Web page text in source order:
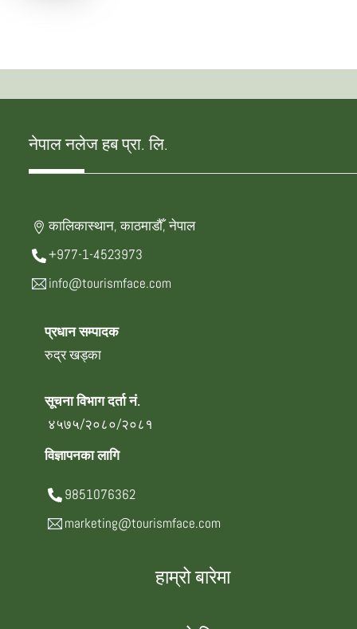
नेपाल नलेज हब प्रा. लि.
कालिकास्थान, काठमाडौँ, नेपाल
+977-1-4523973
info@tourismface.com
प्रधान सम्पादक
रुद्र खड्का
सूचना विभाग दर्ता नं.
४५७५/२०८०/२०८१
विज्ञापनका लागि
9851076362
marketing@tourismface.com
हाम्रो बारेमा